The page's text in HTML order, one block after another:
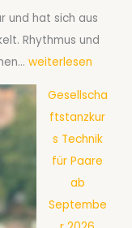
0
2
6
und hat sich aus
Rhythmus und
B
o
o
W
weiterlesen
Gesellscha
ftstanzkur
s Technik
für Paare
ab
Septembe